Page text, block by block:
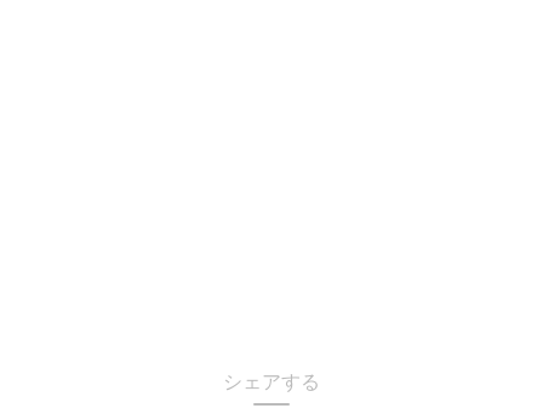
シェアする